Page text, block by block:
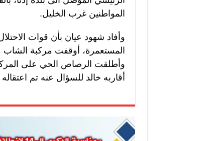
المواطنين غرب الخليل.
وأفاد شهود عيان بأن قوات
المستعمرة، أوقفت مركبة
وأطلقت الرصاص الحي على
أقاربه خالد للسؤال عنه تم